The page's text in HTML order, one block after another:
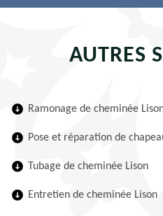
AUTRES
Ramonage de cheminée
Pose et réparation de
Tubage de cheminée Lison
Entretien de cheminée Lison